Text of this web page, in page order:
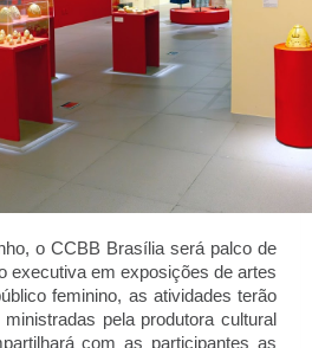
o CCBB Brasília será palco de
executiva em exposições de artes
feminino, as atividades terão
pela produtora cultural
com as participantes as